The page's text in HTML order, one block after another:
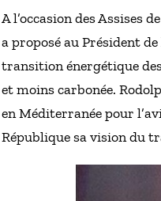
A l’occasion des Assises
a proposé au Président
transition énergétique
et moins carbonée.
en Méditerranée pour
République sa vision du